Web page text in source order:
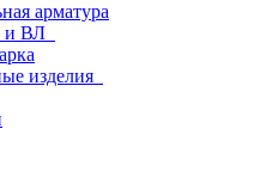
арматура
и ВЛ
изделия